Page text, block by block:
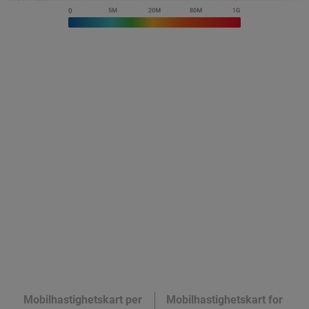
Mobilhastighetskart per
Mobilhastighetskart for